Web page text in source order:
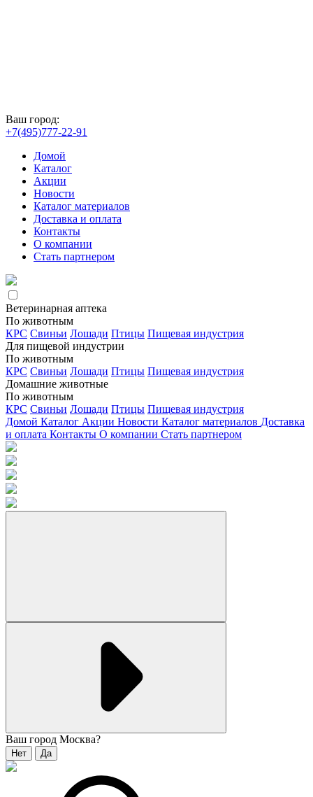
Ваш город:
+7(495)777-22-91
Домой
Каталог
Акции
Новости
Каталог материалов
Доставка и оплата
Контакты
О компании
Стать партнером
Ветеринарная аптека
По животным
КРС Свиньи Лошади Птицы Пищевая индустрия
Для пищевой индустрии
По животным
КРС Свиньи Лошади Птицы Пищевая индустрия
Домашние животные
По животным
КРС Свиньи Лошади Птицы Пищевая индустрия
Домой Каталог Акции Новости Каталог материалов Доставка
и оплата Контакты О компании Стать партнером
Ваш город Москва?
Нет Да